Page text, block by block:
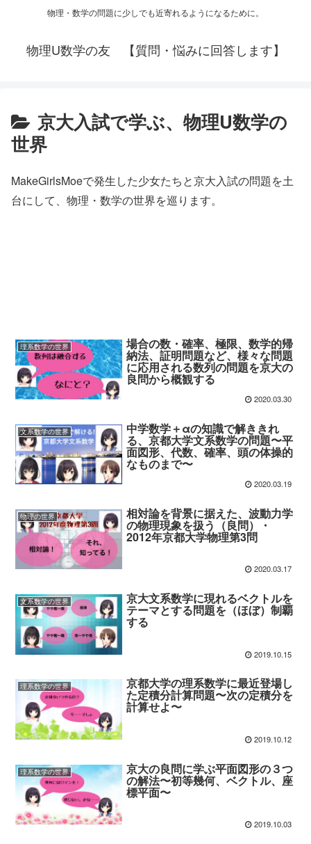
物理・数学の問題に少しでも近寄れるようになるために。
物理U数学の友 【質問・悩みに回答します】
京大入試で学ぶ、物理U数学の
世界
MakeGirlsMoeで発生した少女たちと京大入試の問題を土
台にして、物理・数学の世界を巡ります。
理系数学の世界 場合の数・確率、極限、数学的帰
納法、証明問題など、様々な問題
に応用される数列の問題を京大の
良問から概観する
2020.03.30
文系数学の世界 中学数学＋αの知識で解ききれ
る、京都大学文系数学の問題〜平
面図形、代数、確率、頭の体操的
なものまで〜
2020.03.19
物理の世界 相対論を背景に据えた、波動力学
の物理現象を扱う（良問）・
2012年京都大学物理第3問
2020.03.17
文系数学の世界 京大文系数学に現れるベクトルを
テーマとする問題を（ほぼ）制覇
する
2019.10.15
理系数学の世界 京都大学の理系数学に最近登場し
た定積分計算問題〜次の定積分を
計算せよ〜
2019.10.12
理系数学の世界 京大の良問に学ぶ平面図形の３つ
の解法〜初等幾何、ベクトル、座
標平面〜
2019.10.03